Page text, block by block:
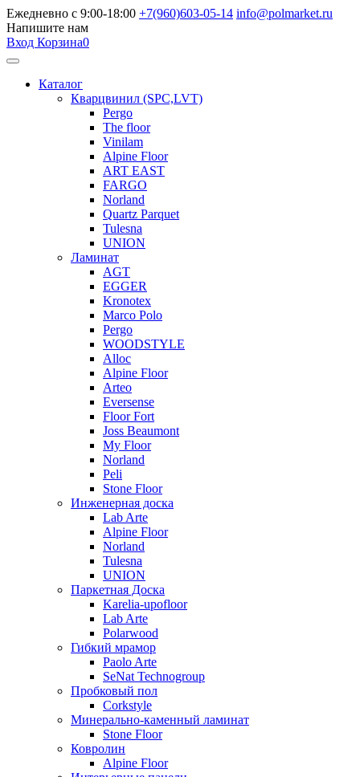
Ежедневно с 9:00-18:00 +7(960)603-05-14 info@polmarket.ru
Напишите нам
Вход Корзина0
Каталог
Кварцвинил (SPC,LVT)
Pergo
The floor
Vinilam
Alpine Floor
ART EAST
FARGO
Norland
Quartz Parquet
Tulesna
UNION
Ламинат
AGT
EGGER
Kronotex
Marco Polo
Pergo
WOODSTYLE
Alloc
Alpine Floor
Arteo
Eversense
Floor Fort
Joss Beaumont
My Floor
Norland
Peli
Stone Floor
Инженерная доска
Lab Arte
Alpine Floor
Norland
Tulesna
UNION
Паркетная Доска
Karelia-upofloor
Lab Arte
Polarwood
Гибкий мрамор
Paolo Arte
SeNat Technogroup
Пробковый пол
Corkstyle
Минерально-каменный ламинат
Stone Floor
Ковролин
Alpine Floor